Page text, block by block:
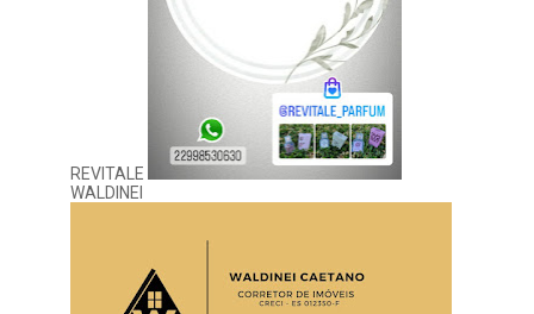
REVITALE
WALDINEI